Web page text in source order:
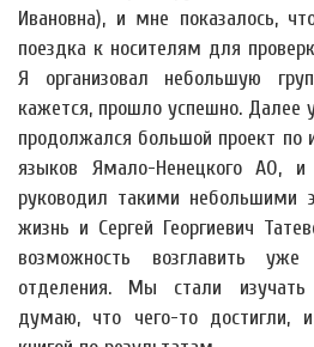
Ивановна), и мне показалось,
поездка к носителям для
Я организовал небольшую
кажется, прошло успешно. Далее
продолжался большой проект по
языков Ямало-Ненецкого АО,
руководил такими небольшими
жизнь и Сергей Георгиевич
возможность возглавить
отделения. Мы стали изучать
думаю, что чего-то достигли,